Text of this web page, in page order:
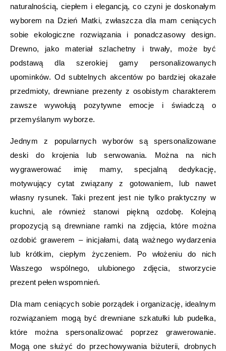
naturalnością, ciepłem i elegancją, co czyni je doskonałym
wyborem na Dzień Matki, zwłaszcza dla mam ceniących
sobie ekologiczne rozwiązania i ponadczasowy design.
Drewno, jako materiał szlachetny i trwały, może być
podstawą dla szerokiej gamy personalizowanych
upominków. Od subtelnych akcentów po bardziej okazałe
przedmioty, drewniane prezenty z osobistym charakterem
zawsze wywołują pozytywne emocje i świadczą o
przemyślanym wyborze.
Jednym z popularnych wyborów są spersonalizowane
deski do krojenia lub serwowania. Można na nich
wygrawerować imię mamy, specjalną dedykację,
motywujący cytat związany z gotowaniem, lub nawet
własny rysunek. Taki prezent jest nie tylko praktyczny w
kuchni, ale również stanowi piękną ozdobę. Kolejną
propozycją są drewniane ramki na zdjęcia, które można
ozdobić grawerem – inicjałami, datą ważnego wydarzenia
lub krótkim, ciepłym życzeniem. Po włożeniu do nich
Waszego wspólnego, ulubionego zdjęcia, stworzycie
prezent pełen wspomnień.
Dla mam ceniących sobie porządek i organizację, idealnym
rozwiązaniem mogą być drewniane szkatułki lub pudełka,
które można spersonalizować poprzez grawerowanie.
Mogą one służyć do przechowywania biżuterii, drobnych